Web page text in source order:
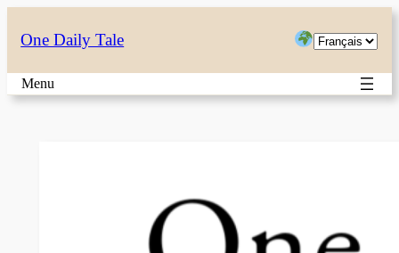
au
contenu
One Daily Tale
Choisir
langue
Menu